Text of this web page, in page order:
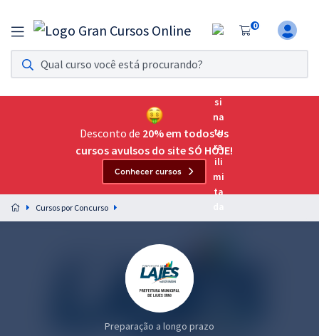
0
Assinatura Ilimitada 11
Acesso a todos os cursos. Teste grátis por 7 dias!
Assinatura OAB Até Passar
Acesso ilimitado a toda preparação para o Exame da
Preparação completa e intensiva para as principais
residências em saúde do Brasil
Desconto de 20% em todos os
cursos avulsos do site SÓ HOJE!
Conhecer cursos
Cursos por Concurso
Preparação a longo prazo